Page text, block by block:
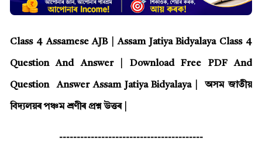
Class 4 Assamese AJB | Assam Jatiya Bidyalaya Class 4
Question And Answer | Download Free PDF And
Question Answer Assam Jatiya Bidyalaya | অসম জাতীয়
বিদ্যলয়ৰ পঞ্চম শ্ৰণীৰ প্ৰশ্ন উত্তৰ |
-----------------------------------------